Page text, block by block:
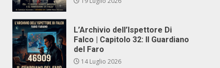
L’Archivio dell’Ispettore Di
Falco | Capitolo 32: Il Guardiano
del Faro
14 Luglio 2026